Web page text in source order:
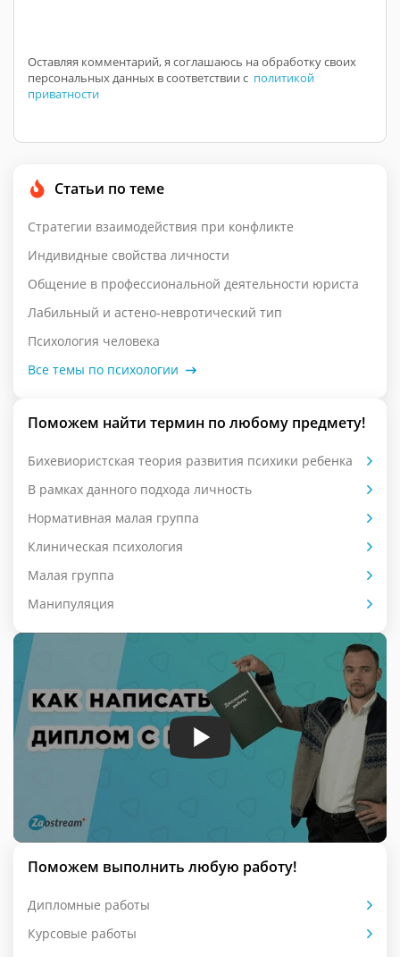
Оставляя комментарий, я соглашаюсь на обработку своих
персональных данных в соответствии с политикой
приватности
Статьи по теме
Стратегии взаимодействия при конфликте
Индивидные свойства личности
Общение в профессиональной деятельности юриста
Лабильный и астено-невротический тип
Психология человека
Все темы по психологии
Поможем найти термин по любому предмету!
Бихевиористская теория развития психики ребенка
В рамках данного подхода личность
Нормативная малая группа
Клиническая психология
Малая группа
Манипуляция
Поможем выполнить любую работу!
Дипломные работы
Курсовые работы